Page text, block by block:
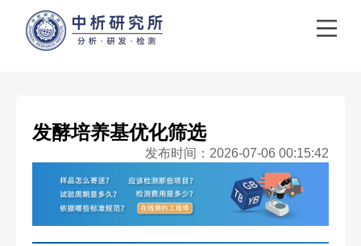
发酵培养基优化筛选
发布时间：2026-07-06 00:15:42